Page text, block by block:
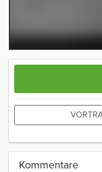
Kommentare